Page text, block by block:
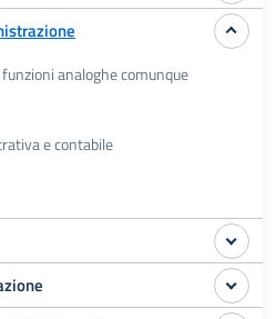
analoghe comunque
e contabile